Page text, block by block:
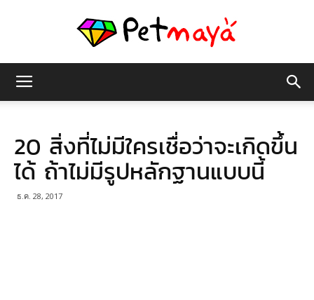
มายา
20 สิ่งที่ไม่มีใครเชื่อว่าจะเกิดขึ้น
ได้ ถ้าไม่มีรูปหลักฐานแบบนี้
ธ.ค. 28, 2017